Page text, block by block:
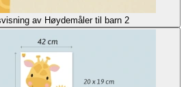
av Høydemåler til barn 2